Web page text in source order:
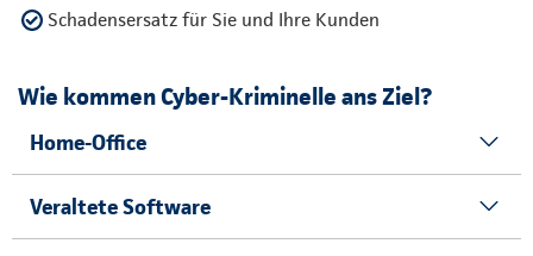
Schadensersatz für Sie und Ihre Kunden
Wie kommen Cyber-Kriminelle ans Ziel?
Home-Office
Veraltete Software